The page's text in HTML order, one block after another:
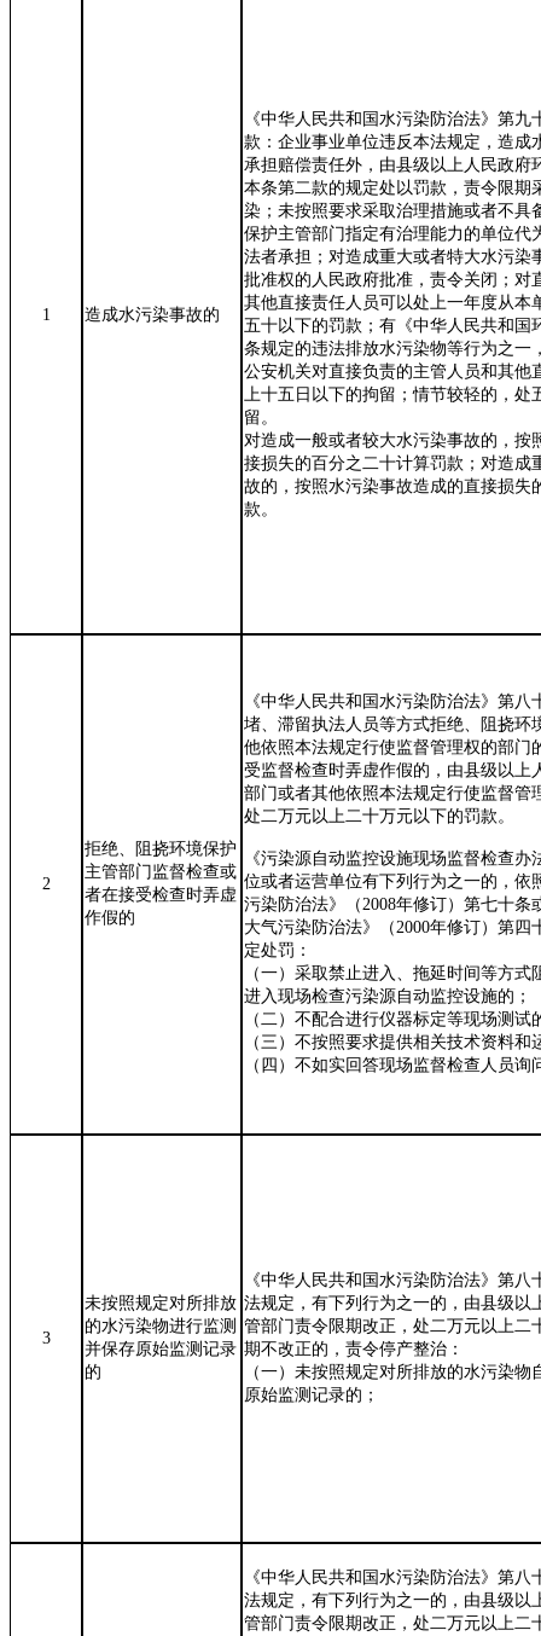
1 造成水污染事故的
《中华人民共和国水污染防治法》第
款：企业事业单位违反本法规定，造成
承担赔偿责任外，由县级以上人民政府
本条第二款的规定处以罚款，责令限期
染；未按照要求采取治理措施或者不具
保护主管部门指定有治理能力的单位代
法者承担；对造成重大或者特大水污染
批准权的人民政府批准，责令关闭；对
其他直接责任人员可以处上一年度从本
五十以下的罚款；有《中华人民共和国
条规定的违法排放水污染物等行为之一
公安机关对直接负责的主管人员和其他
上十五日以下的拘留；情节较轻的，处
留。
对造成一般或者较大水污染事故的，按
接损失的百分之二十计算罚款；对造成
故的，按照水污染事故造成的直接损失
款。
2
拒绝、阻挠环境保护
主管部门监督检查或
者在接受检查时弄虚
作假的
《中华人民共和国水污染防治法》第
堵、滞留执法人员等方式拒绝、阻挠环
他依照本法规定行使监督管理权的部门
受监督检查时弄虚作假的，由县级以上
部门或者其他依照本法规定行使监督管
处二万元以上二十万元以下的罚款。
《污染源自动监控设施现场监督检查
位或者运营单位有下列行为之一的，依
污染防治法》
（2008年修订）第七十条
大气污染防治法》（2000年修订）第四
定处罚：
（一）采取禁止进入、拖延时间等方
进入现场检查污染源自动监控设施的；
（二）不配合进行仪器标定等现场测试
（三）不按照要求提供相关技术资料和
（四）不如实回答现场监督检查人员询
3
未按照规定对所排放
的水污染物进行监测
并保存原始监测记录
的
《中华人民共和国水污染防治法》第
法规定，有下列行为之一的，由县级以
管部门责令限期改正，处二万元以上二
期不改正的，责令停产整治：
（一）未按照规定对所排放的水污染
原始监测记录的；
《中华人民共和国水污染防治法》第八
法规定，有下列行为之一的，由县级以
管部门责令限期改正，处二万元以上二